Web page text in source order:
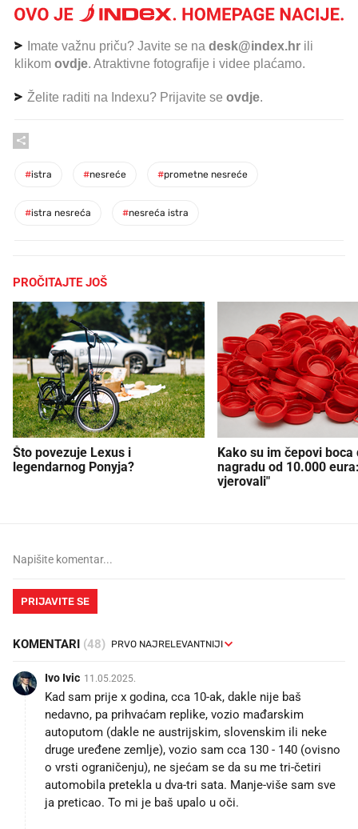
Imate važnu priču? Javite se na desk@index.hr ili
klikom ovdje. Atraktivne fotografije i videe plaćamo.
Želite raditi na Indexu? Prijavite se ovdje.
#istra #nesreće #prometne nesreće
#istra nesreća #nesreća istra
PROČITAJTE JOŠ
Što povezuje Lexus i
legendarnog Ponyja?
Kako su im čepovi boca
nagradu od 10.000
vjerovali"
PRIJAVITE SE
KOMENTARI (48)
Ivo Ivic 11.05.2025.
Kad sam prije x godina, cca 10-ak, dakle nije baš
nedavno, pa prihvaćam replike, vozio mađarskim
autoputom (dakle ne austrijskim, slovenskim ili neke
druge uređene zemlje), vozio sam cca 130 - 140 (ovisno
o vrsti ograničenju), ne sjećam se da su me tri-četiri
automobila pretekla u dva-tri sata. Manje-više sam sve
ja preticao. To mi je baš upalo u oči.